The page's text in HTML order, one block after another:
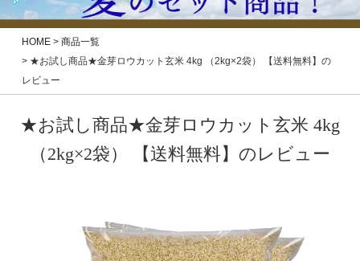
HOME
商品一覧
★お試し商品★金芽ロウカット玄米 4kg （2kg×2袋） 【送料無料】の
レビュー
★お試し商品★金芽ロウカット玄米 4kg
（2kg×2袋） 【送料無料】のレビュー